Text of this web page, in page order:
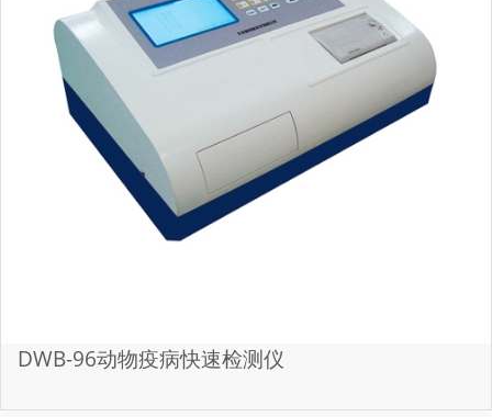
DWB-96动物疫病快速检测仪